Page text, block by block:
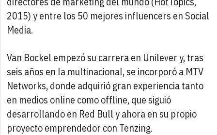
2015) y entre los 50 mejores influencers en Social
Media.
Van Bockel empezó su carrera en Unilever y, tras
seis años en la multinacional, se incorporó a MTV
Networks, donde adquirió gran experiencia tanto
en medios online como offline, que siguió
desarrollando en Red Bull y ahora en su propio
proyecto emprendedor con Tenzing.